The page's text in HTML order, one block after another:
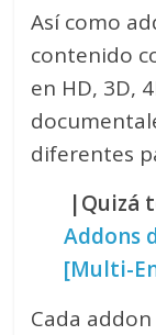
Así como
contenido
en HD, 3D,
diferentes
|Quizá
Addons
[Multi-
Cada